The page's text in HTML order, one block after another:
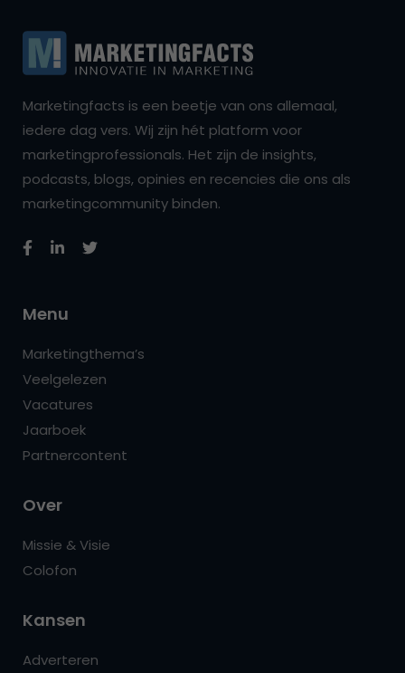
Marketingfacts is een beetje van ons allemaal,
iedere dag vers. Wij zijn hét platform voor
marketingprofessionals. Het zijn de insights,
podcasts, blogs, opinies en recencies die ons als
marketingcommunity binden.
Menu
Marketingthema’s
Veelgelezen
Vacatures
Jaarboek
Partnercontent
Over
Missie & Visie
Colofon
Kansen
Adverteren